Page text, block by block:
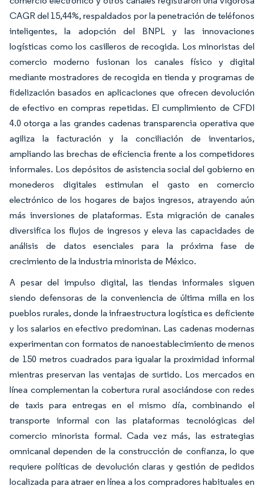
CAGR del 15,44%, respaldados por la penetración de teléfonos
inteligentes, la adopción del BNPL y las innovaciones
logísticas como los casilleros de recogida. Los minoristas del
comercio moderno fusionan los canales físico y digital
mediante mostradores de recogida en tienda y programas de
fidelización basados en aplicaciones que ofrecen devolución
de efectivo en compras repetidas. El cumplimiento de CFDI
4.0 otorga a las grandes cadenas transparencia operativa que
agiliza la facturación y la conciliación de inventarios,
ampliando las brechas de eficiencia frente a los competidores
informales. Los depósitos de asistencia social del gobierno en
monederos digitales estimulan el gasto en comercio
electrónico de los hogares de bajos ingresos, atrayendo aún
más inversiones de plataformas. Esta migración de canales
diversifica los flujos de ingresos y eleva las capacidades de
análisis de datos esenciales para la próxima fase de
crecimiento de la industria minorista de México.
A pesar del impulso digital, las tiendas informales siguen
siendo defensoras de la conveniencia de última milla en los
pueblos rurales, donde la infraestructura logística es deficiente
y los salarios en efectivo predominan. Las cadenas modernas
experimentan con formatos de nanoestablecimiento de menos
de 150 metros cuadrados para igualar la proximidad informal
mientras preservan las ventajas de surtido. Los mercados en
línea complementan la cobertura rural asociándose con redes
de taxis para entregas en el mismo día, combinando el
transporte informal con las plataformas tecnológicas del
comercio minorista formal. Cada vez más, las estrategias
omnicanal dependen de la construcción de confianza, lo que
requiere políticas de devolución claras y gestión de pedidos
localizada para atraer en línea a los compradores habituales en